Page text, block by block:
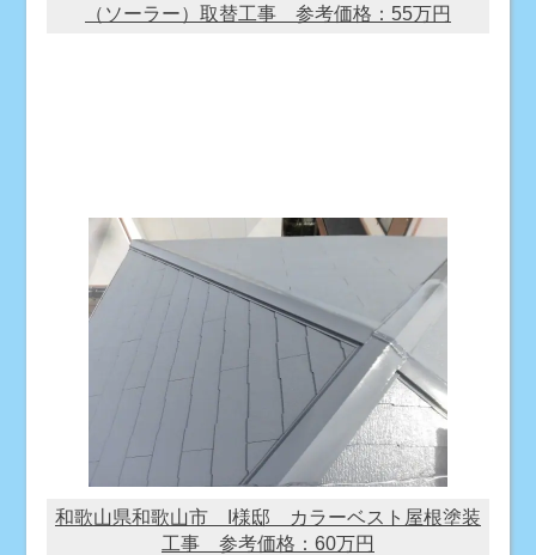
（ソーラー）取替工事 参考価格：55万円
和歌山県和歌山市 I様邸 カラーベスト屋根塗装
工事 参考価格：60万円